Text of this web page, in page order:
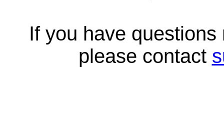
If you have
please contact